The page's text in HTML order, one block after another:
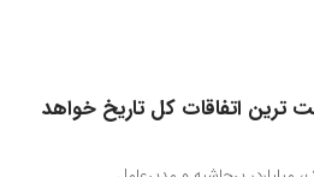
ترین اتفاقات کل تاریخ خواهد